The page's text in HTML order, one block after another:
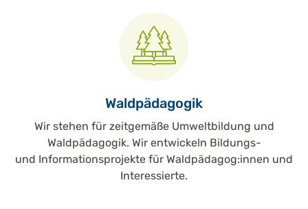
Waldpädagogik
Wir stehen für zeitgemäße Umweltbildung und
Waldpädagogik. Wir entwickeln Bildungs-
und Informationsprojekte für Waldpädagog:innen und
Interessierte.